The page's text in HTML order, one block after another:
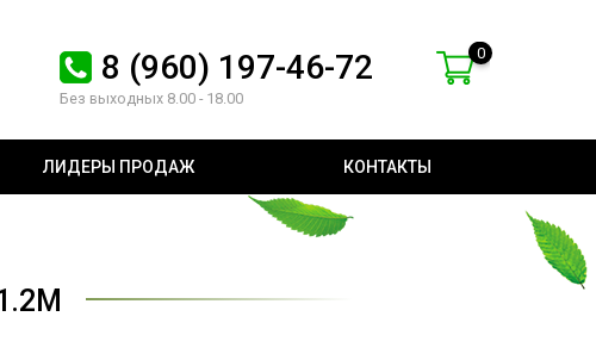
8 (960) 197-46-72
Без выходных 8.00 - 18.00
0
ЛИДЕРЫ ПРОДАЖ КОНТАКТЫ